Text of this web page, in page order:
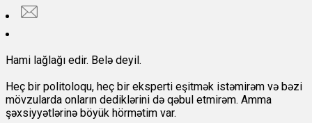
Hami lağlağı edir. Belə deyil.
Heç bir politoloqu, heç bir eksperti eşitmək istəmirəm və bəzi
mövzularda onların dediklərini də qəbul etmirəm. Amma
şəxsiyyətlərinə böyük hörmətim var.